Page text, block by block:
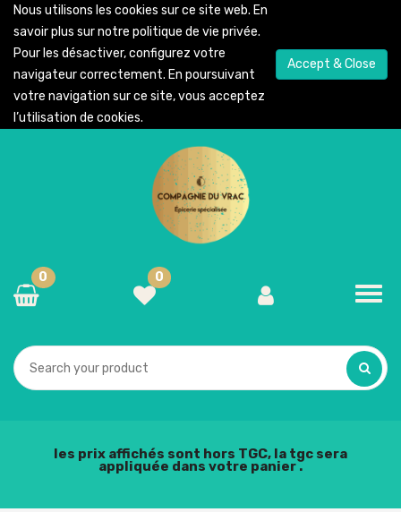
Nous utilisons les cookies sur ce site web. En
savoir plus sur notre politique de vie privée.
Pour les désactiver, configurez votre
navigateur correctement. En poursuivant
votre navigation sur ce site, vous acceptez
l’utilisation de cookies.
Accept & Close
0
0
les prix affichés sont hors TGC, la tgc sera
appliquée dans votre panier .